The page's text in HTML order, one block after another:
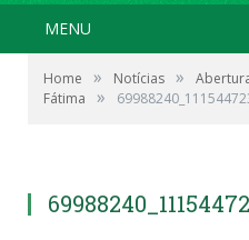
MENU
Home » Notícias »
Fátima
»